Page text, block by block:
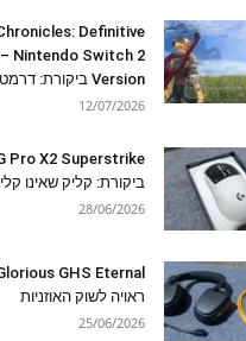
Definitive
Nintendo Switch 2
Version ביקורת: דרמטי...
12/07/2026
Pro X2 Superstrike
ביקורת: קליק שאינו
28/06/2026
ראויה לשוק האוזניות
25/06/2026